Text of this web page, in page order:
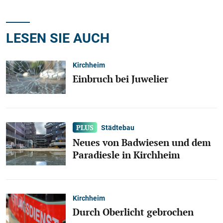
LESEN SIE AUCH
Kirchheim
Einbruch bei Juwelier
Städtebau
Neues von Badwiesen und dem
Paradiesle in Kirchheim
Kirchheim
Durch Oberlicht gebrochen